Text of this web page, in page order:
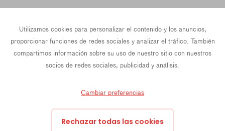
Utilizamos cookies para personalizar el contenido y los anuncios,
proporcionar funciones de redes sociales y analizar el tráfico. También
compartimos información sobre su uso de nuestro sitio con nuestros
socios de redes sociales, publicidad y análisis.
Cambiar preferencias
Rechazar todas las cookies
hello@languageteams.com
Privacy Policy
Terms & conditions
43 Rue La Fayette, 4th Floor, 75009 Paris, France
Prins Hendrikkade 21e, 1012 TL Amsterdam, Países Bajos